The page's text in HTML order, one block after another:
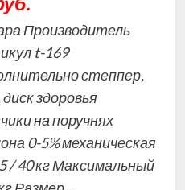
Производитель
t-169
степпер,
здоровья
на поручнях
0-5% механическая
40 кг Максимальный